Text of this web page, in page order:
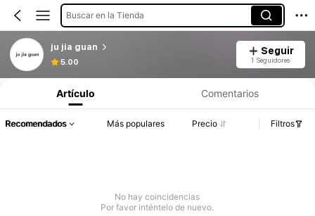
Buscar en la Tienda
ju jia guan
5.00
Seguir
1 Seguidores
Artículo Comentarios
Recomendados Más populares Precio Filtros
No hay coincidencias
Por favor inténtelo de nuevo.